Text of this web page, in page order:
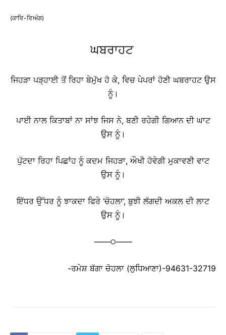
(ਕਾਵਿ-ਵਿਅੰਗ)
ਘਬਰਾਹਟ
ਜਿਹੜਾ ਪੜ੍ਹਾਈ ਤੋਂ ਰਿਹਾ ਬੇਮੁੱਖ ਹੋ ਕੇ, ਵਿਚ ਪੇਪਰਾਂ ਹੋਣੀ ਘਬਰਾਹਟ ਉਸ
ਨੂੰ।
ਪਾਈ ਨਾਲ ਕਿਤਾਬਾਂ ਨਾ ਸਾਂਝ ਜਿਸ ਨੇ, ਬਣੀ ਰਹੇਗੀ ਗਿਆਨ ਦੀ ਘਾਟ
ਉਸ ਨੂੰ।
ਪੁੱਟਦਾ ਰਿਹਾ ਪਿਛਾਂਹ ਨੂੰ ਕਦਮ ਜਿਹੜਾ, ਔਖੀ ਹੋਵੇਗੀ ਮੁਕਾਵਣੀ ਵਾਟ
ਉਸ ਨੂੰ।
ਇੱਧਰ ਉੱਧਰ ਨੂੰ ਝਾਕਦਾ ਫਿਰੇ ‘ਚੋਹਲਾ’, ਬੁਝੀ ਲੱਗਦੀ ਅਕਲ ਦੀ ਲਾਟ
ਉਸ ਨੂੰ।
——੦——
-ਰਮੇਸ਼ ਬੱਗਾ ਚੋਹਲਾ (ਲੁਧਿਆਣਾ)-94631-32719